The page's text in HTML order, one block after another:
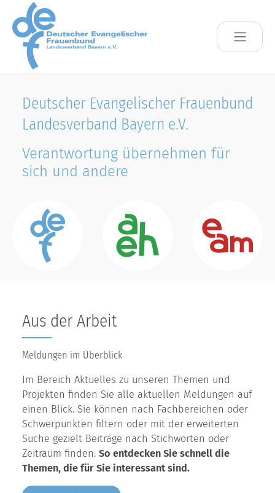
Skip to main content
Deutscher Evangelischer Frauenbund
Landesverband Bayern e.V.
Verantwortung übernehmen für
sich und andere
Aus der Arbeit
Meldungen im Überblick
Im Bereich Aktuelles zu unseren Themen und
Projekten finden Sie alle aktuellen Meldungen auf
einen Blick. Sie können nach Fachbereichen oder
Schwerpunkten filtern oder mit der erweiterten
Suche gezielt Beiträge nach Stichworten oder
Zeitraum finden. So entdecken Sie schnell die
Themen, die für Sie interessant sind.